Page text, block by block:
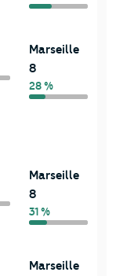
Marseille
8
28 %
Marseille
8
31 %
Marseille